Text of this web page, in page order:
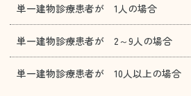
単一建物診療患者が 1人の場合
単一建物診療患者が 2～9人の場合
単一建物診療患者が 10人以上の場合